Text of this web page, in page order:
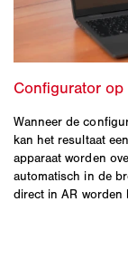
Wanneer de
kan het resultaat
apparaat worden
automatisch in de
direct in AR worden